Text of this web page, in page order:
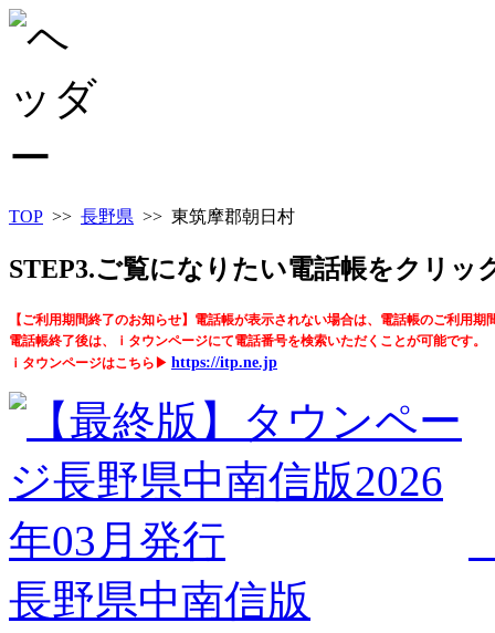
TOP >> 長野県 >> 東筑摩郡朝日村
STEP3.ご覧になりたい電話帳をクリッ
【ご利用期間終了のお知らせ】電話帳が表示されない場合は、電話帳のご利用期
電話帳終了後は、ｉタウンページにて電話番号を検索いただくことが可能です。
ｉタウンページはこちら▶ https://itp.ne.jp
長野県中南信版